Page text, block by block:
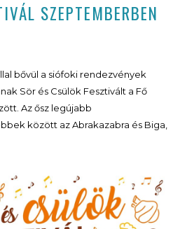
SZEPTEMBERBEN
bővül a siófoki rendezvények
Sör és Csülök Fesztivált a Fő
Az ősz legújabb
között az Abrakazabra és Biga,